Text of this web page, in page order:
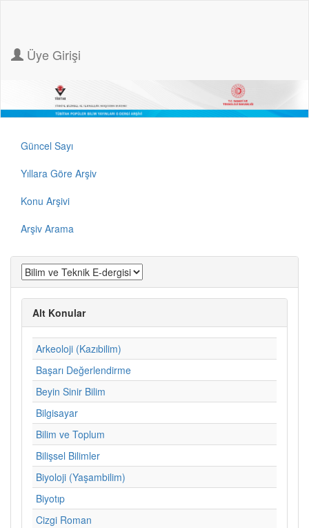
Üye Girişi
Güncel Sayı
Yıllara Göre Arşiv
Konu Arşivi
Arşiv Arama
Alt Konular
Arkeoloji (Kazıbilim)
Başarı Değerlendirme
Beyin Sinir Bilim
Bilgisayar
Bilim ve Toplum
Bilişsel Bilimler
Biyoloji (Yaşambilim)
Biyotıp
Cizgi Roman